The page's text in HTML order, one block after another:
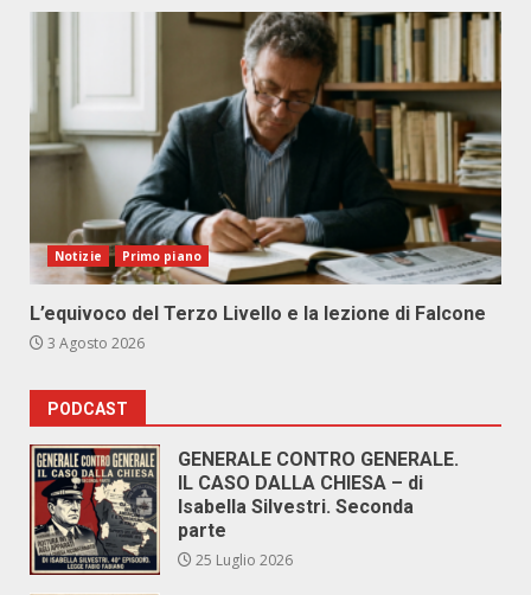
Notizie Primo piano
L’equivoco del Terzo Livello e la lezione di Falcone
3 Agosto 2026
PODCAST
GENERALE CONTRO GENERALE.
IL CASO DALLA CHIESA – di
Isabella Silvestri. Seconda
parte
25 Luglio 2026